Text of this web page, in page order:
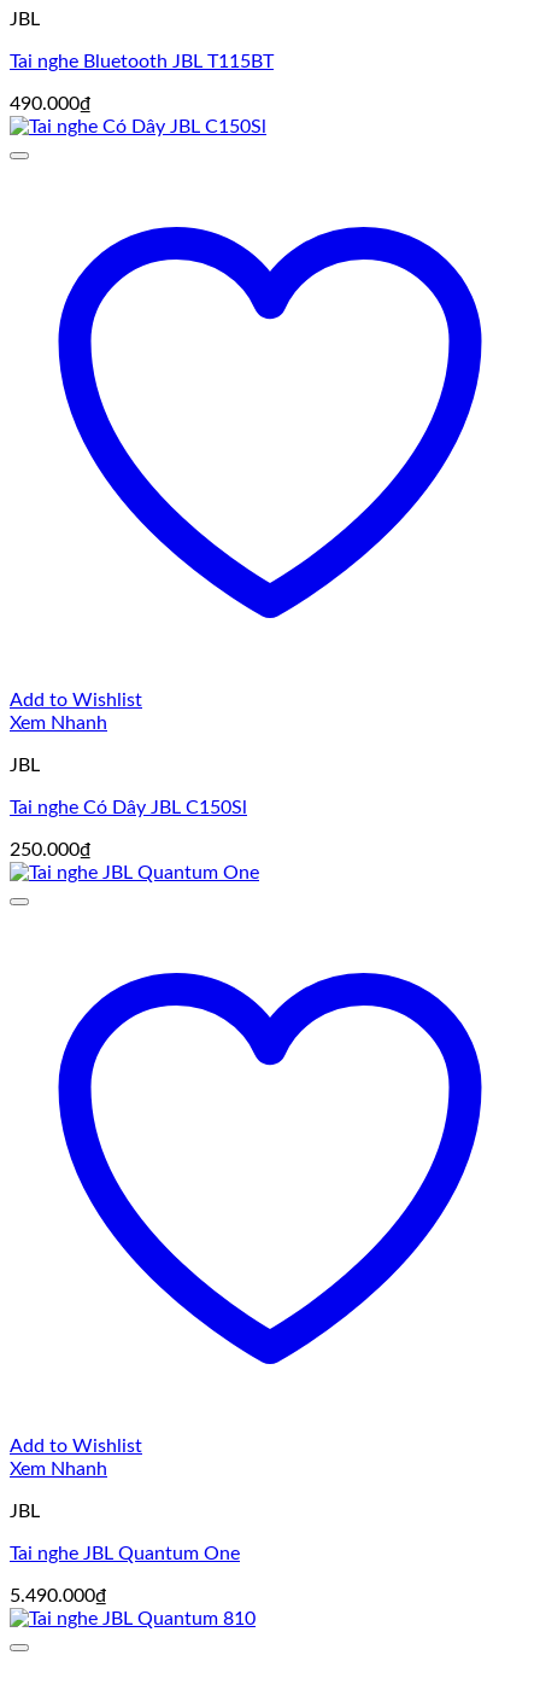
JBL
Tai nghe Bluetooth JBL T115BT
490.000₫
Add to Wishlist
Xem Nhanh
JBL
Tai nghe Có Dây JBL C150Sl
250.000₫
Add to Wishlist
Xem Nhanh
JBL
Tai nghe JBL Quantum One
5.490.000₫